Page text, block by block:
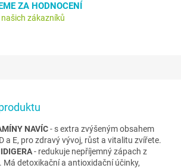
ZA HODNOCENÍ
našich zákazníků
NAVÍC- s extra zvýšeným obsahem
a E, pro zdravý vývoj, růst a vitalitu zvířete.
- redukuje nepříjemný zápach z
Má detoxikační a antioxidační účinky,